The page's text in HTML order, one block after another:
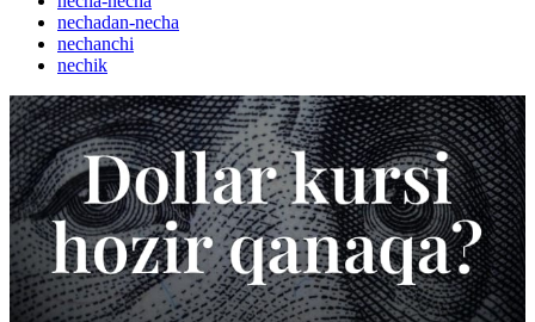
nechadan-necha
nechanchi
nechik